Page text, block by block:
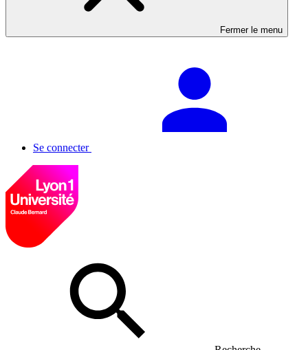
Fermer le menu
Se connecter